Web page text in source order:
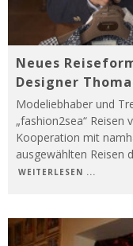
Neues
Designer
Modeliebhaber und
„fashion2sea“ Reisen
Kooperation mit
ausgewählten Reisen
WEITERLESEN ...